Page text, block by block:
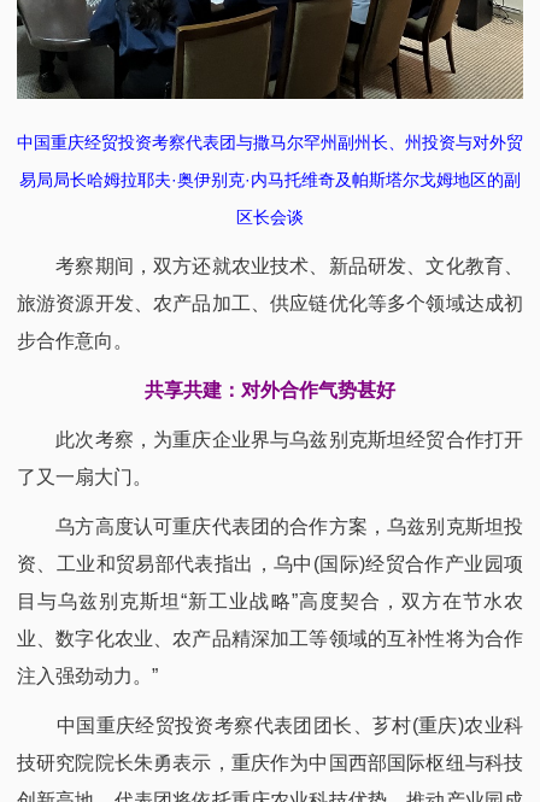
中国重庆经贸投资考察代表团与撒马尔罕州副州长、州投资与对外贸
易局局长哈姆拉耶夫·奥伊别克·内马托维奇及帕斯塔尔戈姆地区的副
区长会谈
考察期间，双方还就农业技术、新品研发、文化教育、
旅游资源开发、农产品加工、供应链优化等多个领域达成初
步合作意向。
共享共建：对外合作气势甚好
此次考察，为重庆企业界与乌兹别克斯坦经贸合作打开
了又一扇大门。
乌方高度认可重庆代表团的合作方案，乌兹别克斯坦投
资、工业和贸易部代表指出，乌中(国际)经贸合作产业园项
目与乌兹别克斯坦“新工业战略”高度契合，双方在节水农
业、数字化农业、农产品精深加工等领域的互补性将为合作
注入强劲动力。”
中国重庆经贸投资考察代表团团长、芗村(重庆)农业科
技研究院院长朱勇表示，重庆作为中国西部国际枢纽与科技